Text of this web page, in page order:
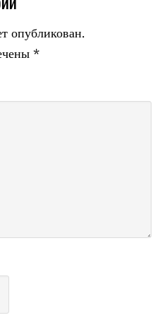
опубликован.
*